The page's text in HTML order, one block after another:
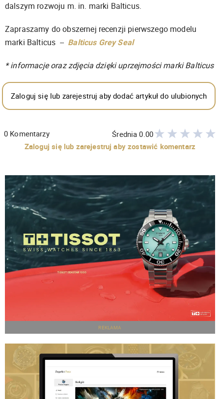
dalszym rozwoju m. in. marki Balticus.
Zapraszamy do obszernej recenzji pierwszego modelu
marki Balticus -- Balticus Grey Seal
* informacje oraz zdjęcia dzięki uprzejmości marki Balticus
Zaloguj się lub zarejestruj aby dodać artykuł do ulubionych
0 Komentarzy Średnia0.00
Zaloguj się lub zarejestruj aby zostawić komentarz
REKLAMA